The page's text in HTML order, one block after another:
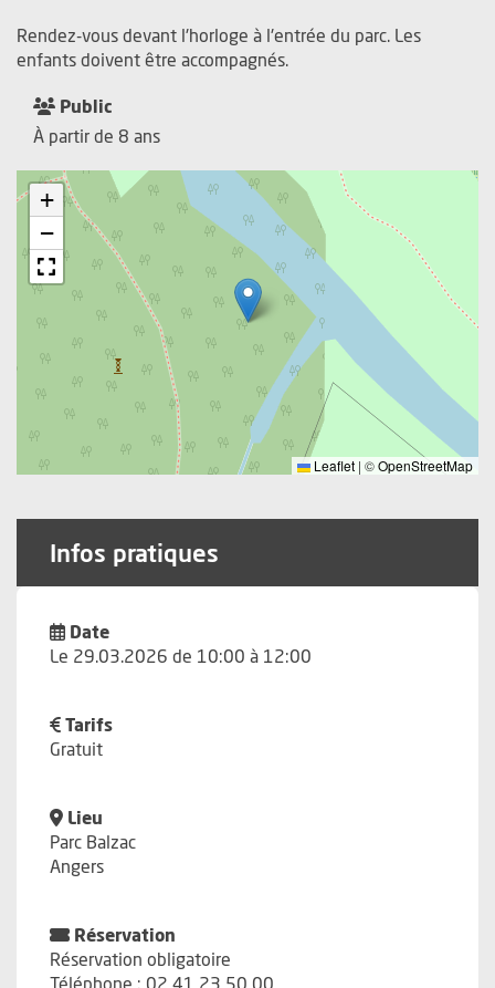
Rendez-vous devant l'horloge à l'entrée du parc. Les
enfants doivent être accompagnés.
Public
À partir de 8 ans
+
−
Leaflet | ©OpenStreetMap
Infos pratiques
Date
Le 29.03.2026 de 10:00 à 12:00
Tarifs
Gratuit
Lieu
Parc Balzac
Angers
Réservation
Réservation obligatoire
Téléphone : 02 41 23 50 00